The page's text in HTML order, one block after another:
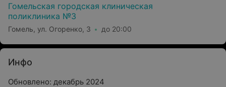
Гомельская городская клиническая
поликлиника №3
Гомель, ул. Огоренко, 3 до 20:00
Инфо
Обновлено: декабрь 2024